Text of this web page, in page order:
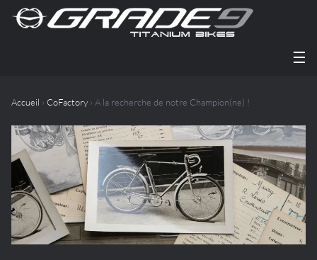
☰
Accueil › CoFactory › A la recherche de notre Champion(ne) !